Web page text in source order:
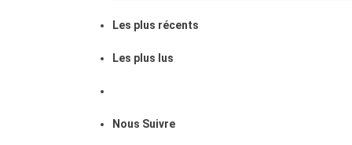
Les plus récents
Les plus lus
Nous Suivre